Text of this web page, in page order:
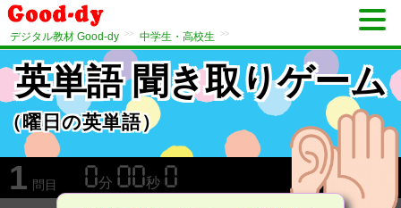
デジタル教材 Good-dy >> 中学生・高校生 >>
英単語 聞き取りゲーム
（曜日の英単語）
1 問目 分 秒